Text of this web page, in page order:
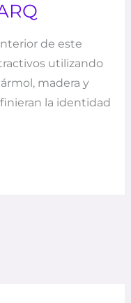
de este
utilizando
madera y
la identidad